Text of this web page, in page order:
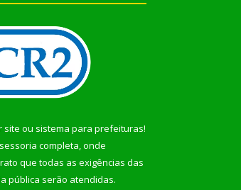
site ou sistema para prefeituras!
completa, onde
que todas as exigências das
pública serão atendidas.